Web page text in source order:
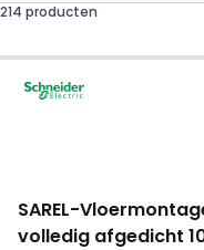
214 producten
SAREL-
volledig afgedicht